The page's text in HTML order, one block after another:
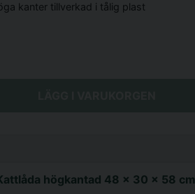
kanter tillverkad i tålig plast
högkantad 48 x 30 x 58 cm